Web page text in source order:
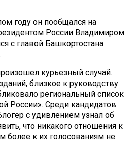
году он пообщался на
России Владимиром
с главой Башкортостана
курьезный случай.
близкое к руководству
региональный список
России». Среди кандидатов
с удивлением узнал об
что никакого отношения к
более к их голосованиям не